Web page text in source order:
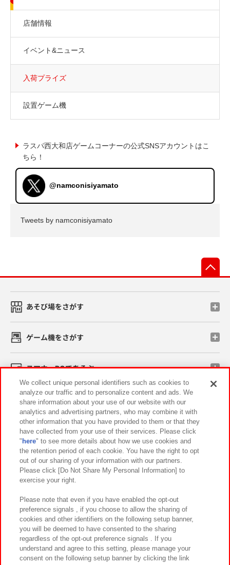
店舗情報
イベント&ニュース
入荷プライズ
設置ゲーム機
ラスパ西大和店ゲームコーナーの公式SNSアカウントはこ
ちら！
@namconisiyamato
Tweets by namconisiyamato
あそび場をさがす
ゲーム機をさがす
スマホ・PCであそぶ
イベント・キャンペーン
関連会社 サステナビリティ サイトポリシー
プライバシーポリシー ウェブアクセシビリティ方針と検証結果
お取引先さまとともに
カスタマーハラスメント対応方針 よくあるご質問・お問い合わせ
We collect unique personal identifiers such as cookies to
analyze our traffic and to personalize content and ads. We
share information about your use of our website with our
analytics and advertising partners, who may combine it with
other information that you have provided to them or that they
have collected from your use of their services. Please click
" here" to see more details about how we use cookies and
the retention period of each cookie. You have the right to opt
out of our sharing of your information with our partners.
Please click [Do Not Share My Personal Information] to
exercise your right.
Please note that even if you have enabled the opt-out
preference signals , if you choose to allow the sharing of
cookies and other identifiers on the following setup banner,
you will be deemed to have consented to the sharing
regardless of the opt-out preference signals . If you
understand and agree to this setting, please manage your
consent on the following setup banner by clicking the link